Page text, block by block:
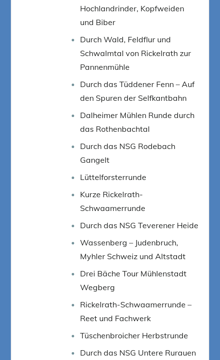
Hochlandrinder, Kopfweiden
und Biber
Durch Wald, Feldflur und
Schwalmtal von Rickelrath zur
Pannenmühle
Durch das Tüddener Fenn – Auf
den Spuren der Selfkantbahn
Dalheimer Mühlen Runde durch
das Rothenbachtal
Durch das NSG Rodebach
Gangelt
Lüttelforsterrunde
Kurze Rickelrath-
Schwaamerrunde
Durch das NSG Teverener Heide
Wassenberg – Judenbruch,
Myhler Schweiz und Altstadt
Drei Bäche Tour Mühlenstadt
Wegberg
Rickelrath-Schwaamerrunde –
Reet und Fachwerk
Tüschenbroicher Herbstrunde
Durch das NSG Untere Rurauen